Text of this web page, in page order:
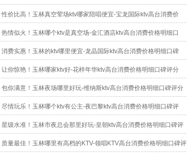
性价比高！玉林真空荤场ktv哪家陪唱便宜-宝龙国际ktv高台消费价
热情似火！玉林哪个ktv是真空场-金汇酒店ktv高台消费价格明细口
消费实惠！玉林的ktv哪里便宜-龙晶国际ktv高台消费价格明细口碑
让你惊艳！玉林哪家ktv好-花样年华ktv高台消费价格明细口碑评分
包你满意！玉林夜场哪里好玩-维纳斯ktv高台消费价格明细口碑评分
尽情玩乐！玉林哪个ktv有公主-夜巴黎ktv高台消费价格明细口碑评
星级水准！玉林市夜总会那里好玩-皇朝ktv高台消费价格明细口碑评
质量最佳！玉林哪里有高档的KTV-领唱KTV高台消费价格明细口碑评